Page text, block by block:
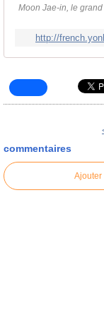
Moon Jae-in, le
http://
commentaires
Ajouter